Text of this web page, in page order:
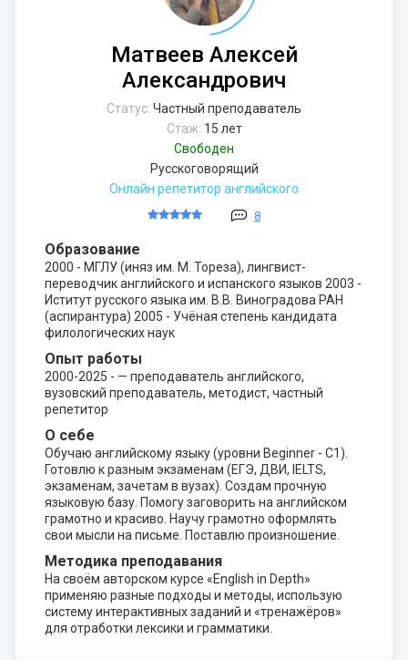
Матвеев Алексей
Александрович
Статус: Частный преподаватель
Стаж: 15 лет
Свободен
Русскоговорящий
Онлайн репетитор английского
8
Образование
2000 - МГЛУ (иняз им. М. Тореза), лингвист-
переводчик английского и испанского языков 2003 -
Иститут русского языка им. В.В. Виноградова РАН
(аспирантура) 2005 - Учёная степень кандидата
филологических наук
Опыт работы
2000-2025 - — преподаватель английского,
вузовский преподаватель, методист, частный
репетитор
О себе
Обучаю английскому языку (уровни Beginner - C1).
Готовлю к разным экзаменам (ЕГЭ, ДВИ, IELTS,
экзаменам, зачетам в вузах). Создам прочную
языковую базу. Помогу заговорить на английском
грамотно и красиво. Научу грамотно оформлять
свои мысли на письме. Поставлю произношение.
Методика преподавания
На своём авторском курсе «English in Depth»
применяю разные подходы и методы, использую
систему интерактивных заданий и «тренажёров»
для отработки лексики и грамматики.